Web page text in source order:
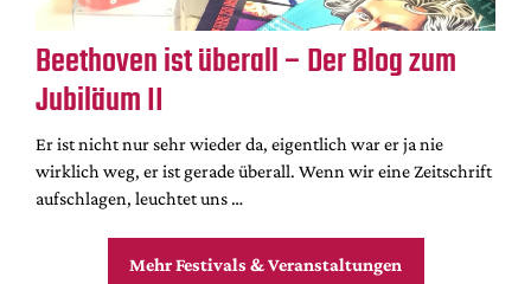
Beethoven ist überall – Der Blog zum
Jubiläum II
Er ist nicht nur sehr wieder da, eigentlich war er ja nie
wirklich weg, er ist gerade überall. Wenn wir eine Zeitschrift
aufschlagen, leuchtet uns …
Mehr Festivals & Veranstaltungen